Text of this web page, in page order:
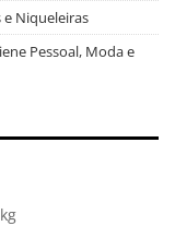
e Niqueleiras
Pessoal, Moda e